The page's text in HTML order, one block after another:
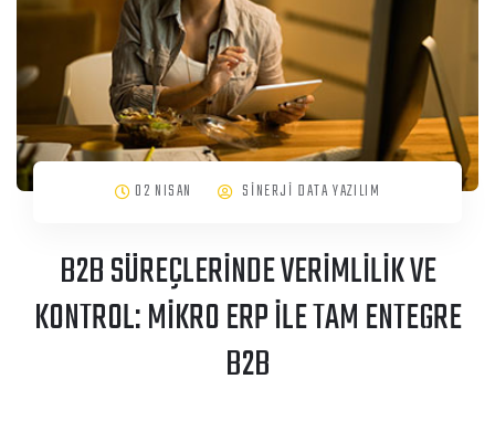
02 NISAN SİNERJİ DATA YAZILIM
B2B SÜREÇLERİNDE VERİMLİLİK VE
KONTROL: MİKRO ERP İLE TAM ENTEGRE
B2B